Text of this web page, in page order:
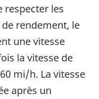
respecter les
rendement, le
une vitesse
la vitesse de
mi/h. La vitesse
après un